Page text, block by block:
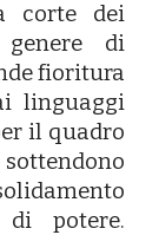
corte dei
di
fioritura
linguaggi
il quadro
di potere.